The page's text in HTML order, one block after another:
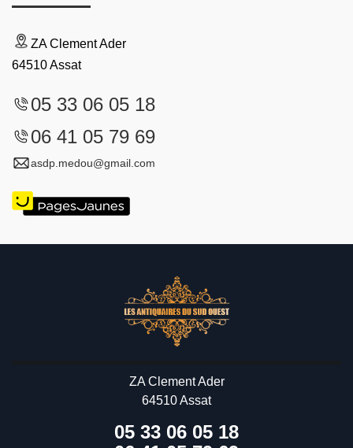
ZA Clement Ader
64510 Assat
05 33 06 05 18
06 41 05 79 69
asdp.medou@gmail.com
ZA Clement Ader
64510 Assat
05 33 06 05 18